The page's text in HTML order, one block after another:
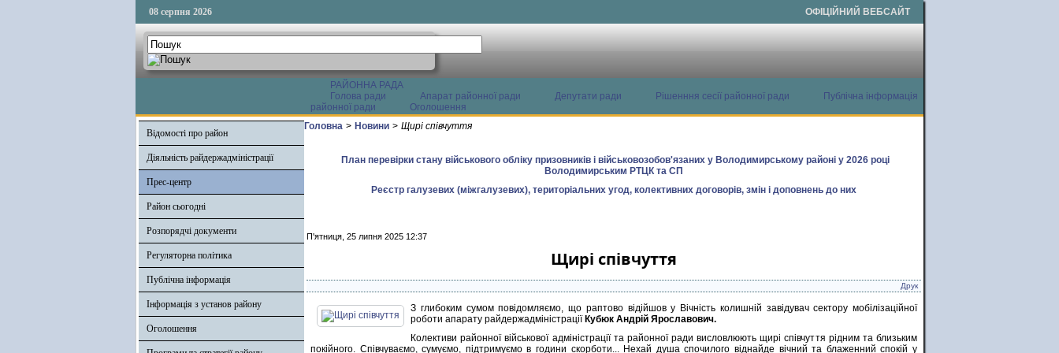
08 серпня 2026 ОФІЦІЙНИЙ ВЕБСАЙТ
РАЙОННА РАДА
Голова ради
Апарат районної ради Депутати ради Рішенння сесії районної ради
Публічна інформація
районної ради
Оголошення
Відомості про район
Діяльність райдержадміністрації
Прес-центр
Район сьогодні
Розпорядчі документи
Регуляторна політика
Публічна інформація
Інформація з установ району
Оголошення
Головна > Новини > Щирі співчуття
План перевірки стану військового обліку призовників і військовозобов'язаних у Володимирському районі у 2026 році
Володимирським РТЦК та СП
Реєстр галузевих (міжгалузевих), територіальних угод, колективних договорів, змін і доповнень до них
П'ятниця, 25 липня 2025 12:37
Щирі співчуття
Друк
З глибоким сумом повідомляємо, що раптово відійшов у Вічність колишній завідувач сектору мобілізаційної
роботи апарату райдержадміністрації Кубюк Андрій Ярославович.
Колективи районної військової адміністрації та районної ради висловлюють щирі співчуття рідним та близьким
покійного. Співчуваємо, сумуємо, підтримуємо в години скорботи... Нехай душа спочилого віднайде вічний та блаженний спокій у